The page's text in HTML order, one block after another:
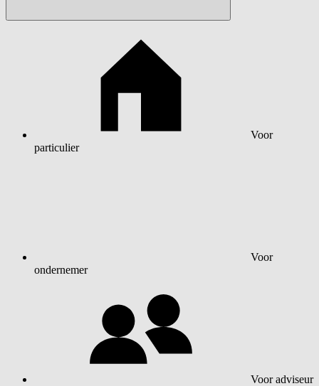
Voor
particulier
Voor
ondernemer
Voor adviseur